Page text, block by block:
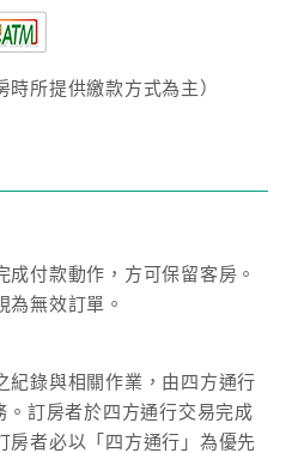
時所提供繳款方式為主）
成付款動作，方可保留客房。
為無效訂單。
紀錄與相關作業，由四方通行
。訂房者於四方通行交易完成
房者必以「四方通行」為優先